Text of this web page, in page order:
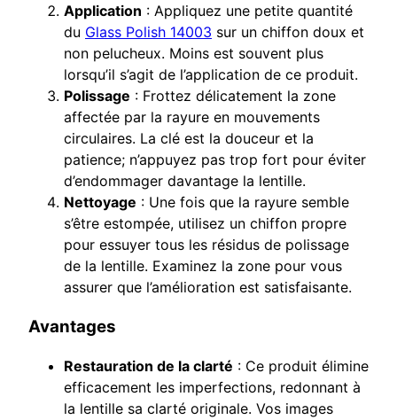
Application : Appliquez une petite quantité
du Glass Polish 14003 sur un chiffon doux et
non pelucheux. Moins est souvent plus
lorsqu’il s’agit de l’application de ce produit.
Polissage : Frottez délicatement la zone
affectée par la rayure en mouvements
circulaires. La clé est la douceur et la
patience; n’appuyez pas trop fort pour éviter
d’endommager davantage la lentille.
Nettoyage : Une fois que la rayure semble
s’être estompée, utilisez un chiffon propre
pour essuyer tous les résidus de polissage
de la lentille. Examinez la zone pour vous
assurer que l’amélioration est satisfaisante.
Avantages
Restauration de la clarté : Ce produit élimine
efficacement les imperfections, redonnant à
la lentille sa clarté originale. Vos images